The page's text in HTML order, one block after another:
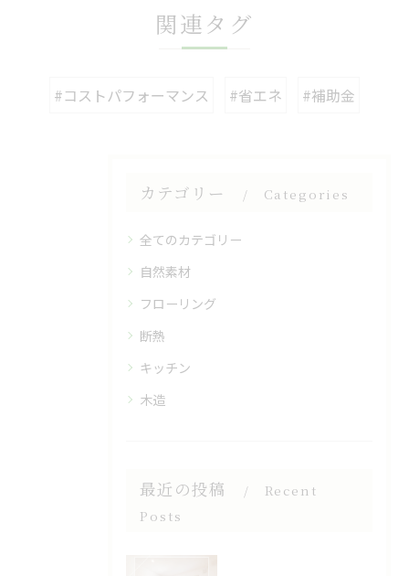
関連タグ
#コストパフォーマンス #省エネ #補助金
カテゴリー Categories
全てのカテゴリー
自然素材
フローリング
断熱
キッチン
木造
最近の投稿
Recent
Posts